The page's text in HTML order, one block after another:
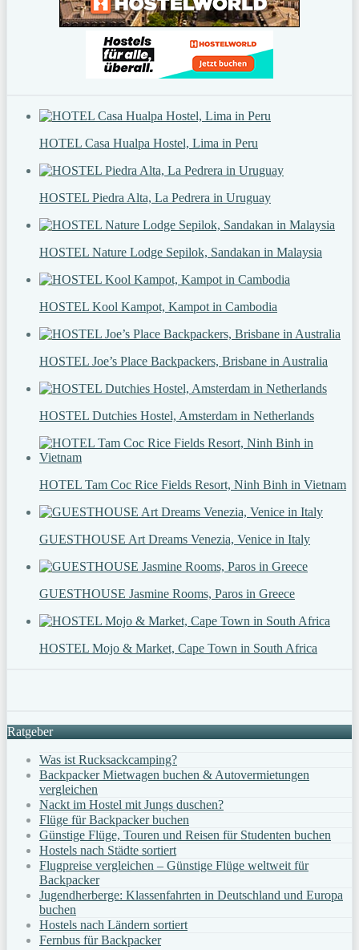
HOTEL Casa Hualpa Hostel, Lima in Peru
HOSTEL Piedra Alta, La Pedrera in Uruguay
HOSTEL Nature Lodge Sepilok, Sandakan in Malaysia
HOSTEL Kool Kampot, Kampot in Cambodia
HOSTEL Joe’s Place Backpackers, Brisbane in Australia
HOSTEL Dutchies Hostel, Amsterdam in Netherlands
HOTEL Tam Coc Rice Fields Resort, Ninh Binh in Vietnam
GUESTHOUSE Art Dreams Venezia, Venice in Italy
GUESTHOUSE Jasmine Rooms, Paros in Greece
HOSTEL Mojo & Market, Cape Town in South Africa
Ratgeber
Was ist Rucksackcamping?
Backpacker Mietwagen buchen & Autovermietungen
vergleichen
Nackt im Hostel mit Jungs duschen?
Flüge für Backpacker buchen
Günstige Flüge, Touren und Reisen für Studenten buchen
Hostels nach Städte sortiert
Flugpreise vergleichen – Günstige Flüge weltweit für
Backpacker
Jugendherberge: Klassenfahrten in Deutschland und Europa
buchen
Hostels nach Ländern sortiert
Fernbus für Backpacker